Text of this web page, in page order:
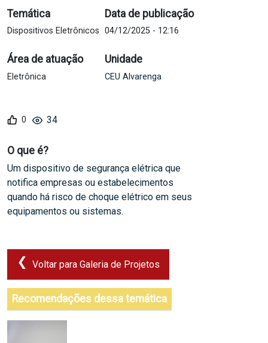
Temática
Dispositivos Eletrônicos
Área de atuação
Eletrônica
Data de publicação
04/12/2025 - 12:16
Unidade
CEU Alvarenga
34
O que é?
Um dispositivo de segurança elétrica que
notifica empresas ou estabelecimentos
quando há risco de choque elétrico em seus
equipamentos ou sistemas.
Voltar para Galeria de Projetos
Recomendações dessa temática